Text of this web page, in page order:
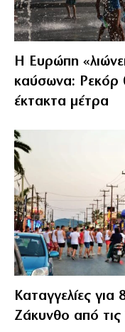
Η Ευρώπη
καύσωνα: Ρεκόρ
έκτακτα μέτρα
Καταγγελίες
Ζάκυνθο από τις